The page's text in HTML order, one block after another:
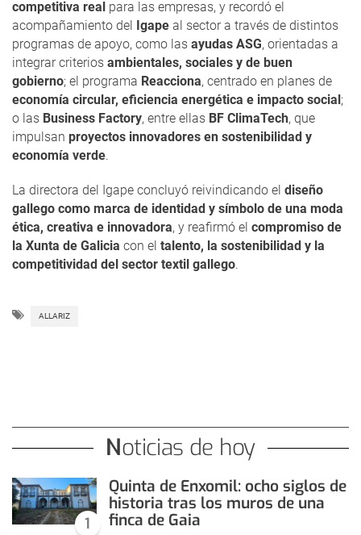
competitiva real para las empresas, y recordó el
acompañamiento del Igape al sector a través de distintos
programas de apoyo, como las ayudas ASG, orientadas a
integrar criterios ambientales, sociales y de buen
gobierno; el programa Reacciona, centrado en planes de
economía circular, eficiencia energética e impacto social;
o las Business Factory, entre ellas BF ClimaTech, que
impulsan proyectos innovadores en sostenibilidad y
economía verde.
La directora del Igape concluyó reivindicando el diseño
gallego como marca de identidad y símbolo de una moda
ética, creativa e innovadora, y reafirmó el compromiso de
la Xunta de Galicia con el talento, la sostenibilidad y la
competitividad del sector textil gallego.
ALLARIZ
Noticias de hoy
1
Quinta de Enxomil: ocho siglos de
historia tras los muros de una
finca de Gaia